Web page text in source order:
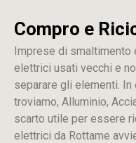
Compro e
Imprese di smaltimento
elettrici usati vecchi e
separare gli elementi.
troviamo, Alluminio,
scarto utile per essere
elettrici da Rottame